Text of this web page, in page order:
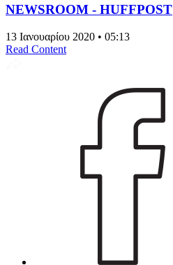
NEWSROOM - HUFFPOST
13 Ιανουαρίου 2020 • 05:13
Read Content